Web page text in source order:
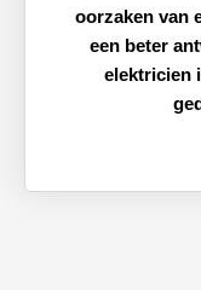
oorzaken van
een beter
elektricien